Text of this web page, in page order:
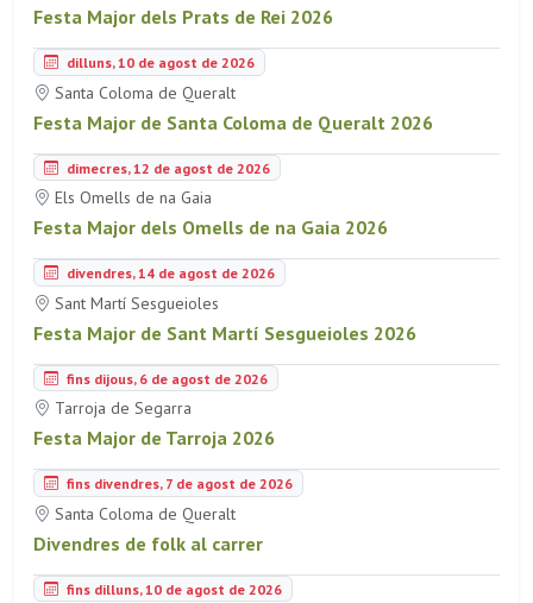
Festa Major dels Prats de Rei 2026
dilluns, 10 de agost de 2026
Santa Coloma de Queralt
Festa Major de Santa Coloma de Queralt 2026
dimecres, 12 de agost de 2026
Els Omells de na Gaia
Festa Major dels Omells de na Gaia 2026
divendres, 14 de agost de 2026
Sant Martí Sesgueioles
Festa Major de Sant Martí Sesgueioles 2026
fins dijous, 6 de agost de 2026
Tarroja de Segarra
Festa Major de Tarroja 2026
fins divendres, 7 de agost de 2026
Santa Coloma de Queralt
Divendres de folk al carrer
fins dilluns, 10 de agost de 2026